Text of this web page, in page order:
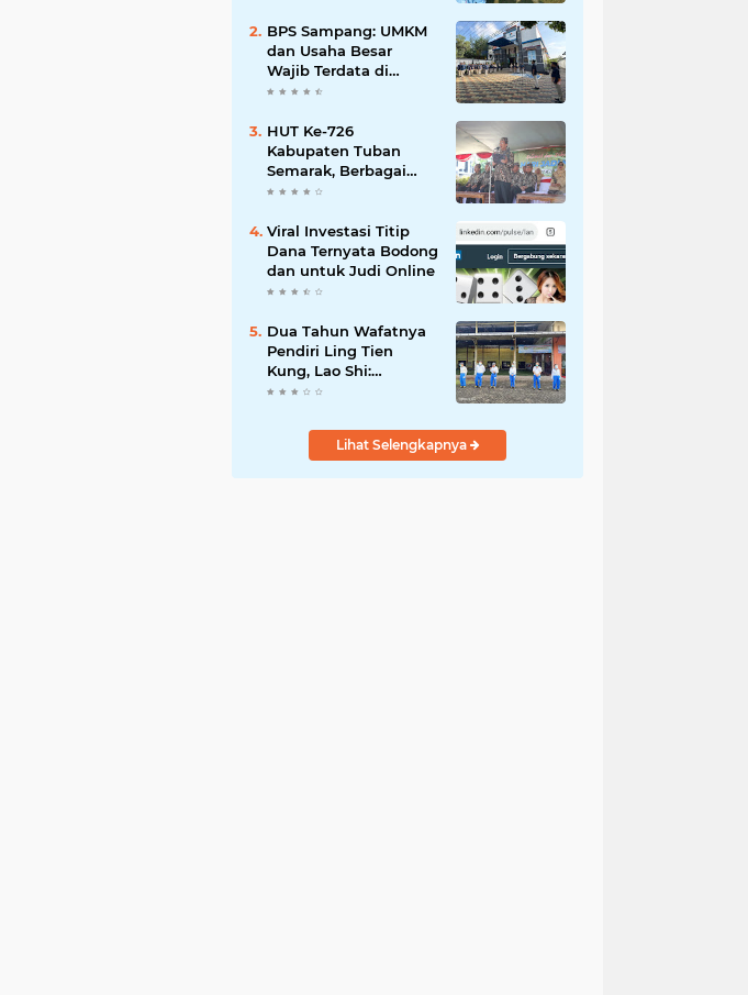
Mahdi: Ajang
Silaturrahmi dan
Media Komunikasi
Antar-Kades untuk
BPS Sampang: UMKM
dan Usaha Besar
Wajib Terdata di
Sensus Ekonomi 2026,
Sasaran
HUT Ke-726
Kabupaten Tuban
Semarak, Berbagai
Prestasinya Pun
Viral Investasi Titip
Dana Ternyata Bodong
dan untuk Judi Online
Dua Tahun Wafatnya
Pendiri Ling Tien
Kung, Lao Shi:
Amanah Harus Kita
Lihat Selengkapnya